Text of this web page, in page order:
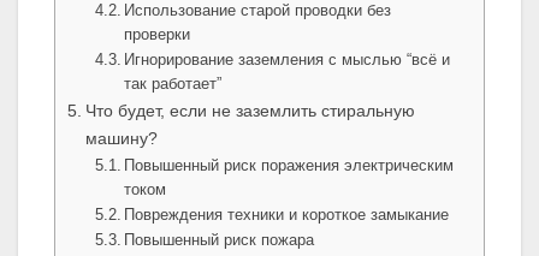
Использование старой проводки без
проверки
Игнорирование заземления с мыслью “всё и
так работает”
Что будет, если не заземлить стиральную
машину?
Повышенный риск поражения электрическим
током
Повреждения техники и короткое замыкание
Повышенный риск пожара